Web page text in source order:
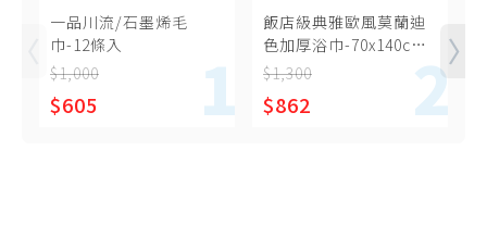
一品川流/石墨烯毛
巾-12條入
$1,000
$605
飯店級典雅歐風莫蘭迪
色加厚浴巾-70x140cm-
2條入
$1,300
$862